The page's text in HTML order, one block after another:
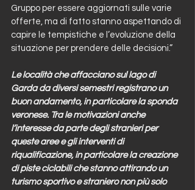
Gruppo per essere aggiornati sulle varie
offerte, ma di fatto stanno aspettando di
capire le tempistiche e l’evoluzione della
situazione per prendere delle decisioni.”
Le località che affacciano sul lago di
Garda da diversi semestri registrano un
buon andamento, in particolare la sponda
veronese. Tra le motivazioni anche
l’interesse da parte degli stranieri per
queste aree e gli interventi di
riqualificazione, in particolare la creazione
di piste ciclabili che stanno attirando un
turismo sportivo e straniero non più solo